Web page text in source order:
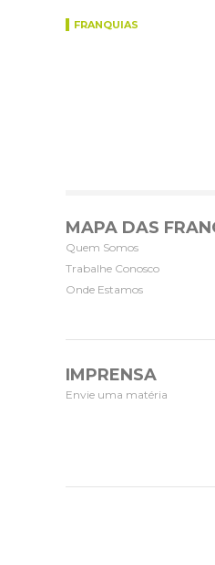
FRANQUIAS
MAPA DAS
Quem Somos
Trabalhe Conosco
Onde Estamos
IMPRENSA
Envie uma matéria